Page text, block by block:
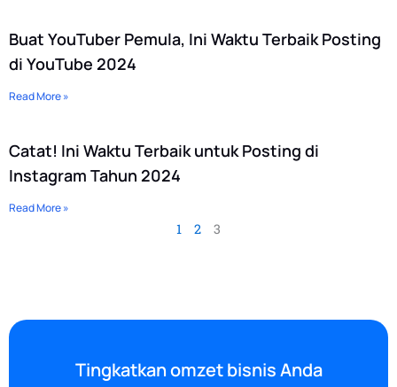
Buat YouTuber Pemula, Ini Waktu Terbaik Posting
di YouTube 2024
Read More »
Catat! Ini Waktu Terbaik untuk Posting di
Instagram Tahun 2024
Read More »
1 2 3
Tingkatkan omzet bisnis Anda